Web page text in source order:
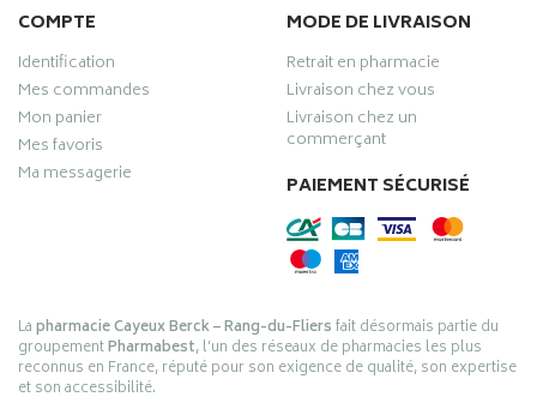
COMPTE
Identification
Mes commandes
Mon panier
Mes favoris
Ma messagerie
MODE DE LIVRAISON
Retrait en pharmacie
Livraison chez vous
Livraison chez un
commerçant
PAIEMENT SÉCURISÉ
Lapharmacie Cayeux Berck – Rang-du-Fliersfait désormais partie du
groupementPharmabest, l’un des réseaux de pharmacies les plus
reconnus en France, réputé pour son exigence de qualité, son expertise
et son accessibilité.